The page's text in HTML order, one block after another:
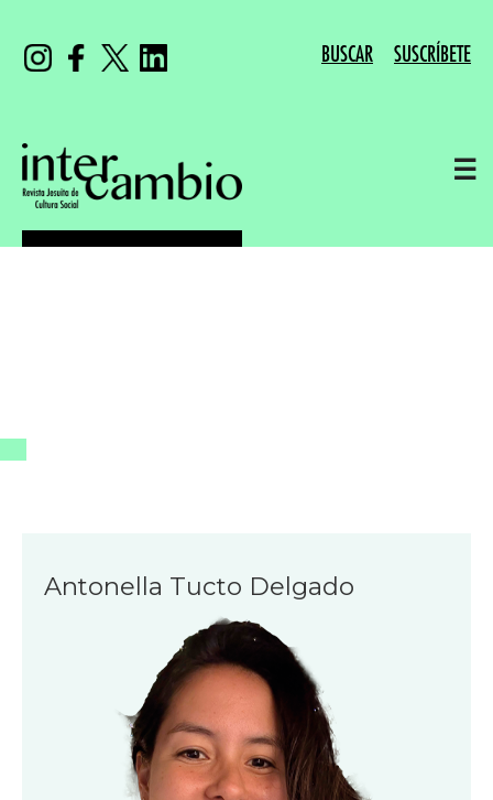
BUSCAR SUSCRÍBETE
☰
Antonella Tucto Delgado